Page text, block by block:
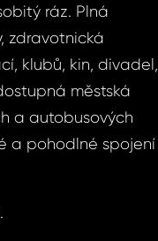
ráz. Plná
zdravotnická
klubů, kin, divadel,
městská
a autobusových
a pohodlné spojení